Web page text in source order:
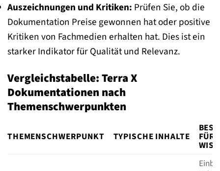
Auszeichnungen und Kritiken: Prüfen Sie, ob die
Dokumentation Preise gewonnen hat oder positive
Kritiken von Fachmedien erhalten hat. Dies ist ein
starker Indikator für Qualität und Relevanz.
Vergleichstabelle: Terra X
Dokumentationen nach
Themenschwerpunkten
THEMENSCHWERPUNKT TYPISCHE INHALTE FÜR